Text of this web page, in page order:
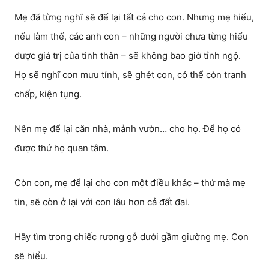
Mẹ đã từng nghĩ sẽ để lại tất cả cho con. Nhưng mẹ hiểu,
nếu làm thế, các anh con – những người chưa từng hiểu
được giá trị của tình thân – sẽ không bao giờ tỉnh ngộ.
Họ sẽ nghĩ con mưu tính, sẽ ghét con, có thể còn tranh
chấp, kiện tụng.
Nên mẹ để lại căn nhà, mảnh vườn… cho họ. Để họ có
được thứ họ quan tâm.
Còn con, mẹ để lại cho con một điều khác – thứ mà mẹ
tin, sẽ còn ở lại với con lâu hơn cả đất đai.
Hãy tìm trong chiếc rương gỗ dưới gầm giường mẹ. Con
sẽ hiểu.